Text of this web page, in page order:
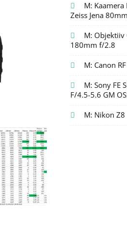
M: Kaamera
Zeiss Jena
M: Objektiiv
180mm f/2.8
M: Canon
M: Sony FE
F/4.5-5.6 GM
M: Nikon